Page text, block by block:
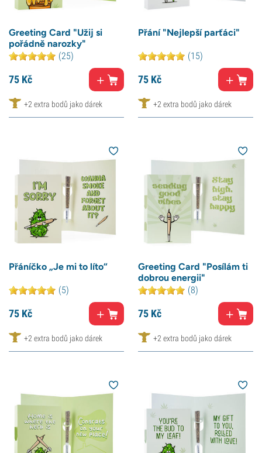
Greeting Card "Užij si
pořádně narozky"
(25)
75 Kč
+2 extra bodů jako dárek
Přání "Nejlepší parťáci"
(15)
75 Kč
+2 extra bodů jako dárek
Přáníčko „Je mi to líto“
(5)
75 Kč
+2 extra bodů jako dárek
Greeting Card "Posílám ti
dobrou energii"
(8)
75 Kč
+2 extra bodů jako dárek